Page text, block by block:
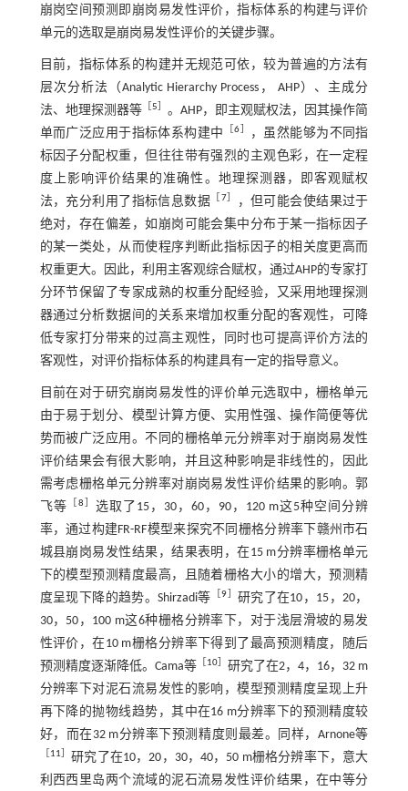
崩岗空间预测即崩岗易发性评价，指标体系的构建与评价
单元的选取是崩岗易发性评价的关键步骤。
目前，指标体系的构建并无规范可依，较为普遍的方法有
层次分析法（Analytic Hierarchy Process， AHP）、主成分
法、地理探测器等［ 5
。AHP，即主观赋权法，因其操作简
单而广泛应用于指标体系构建中
［6
，虽然能够为不同指
标因子分配权重，但往往带有强烈的主观色彩，在一定程
度上影响评价结果的准确性。地理探测器，即客观赋权
法，充分利用了指标信息数据
7］
，但可能会使结果过于
绝对，存在偏差，如崩岗可能会集中分布于某一指标因子
的某一类处，从而使程序判断此指标因子的相关度更高而
权重更大。因此，利用主客观综合赋权，通过AHP的专家打
分环节保留了专家成熟的权重分配经验，又采用地理探测
器通过分析数据间的关系来增加权重分配的客观性，可降
低专家打分带来的过高主观性，同时也可提高评价方法的
客观性，对评价指标体系的构建具有一定的指导意义。
目前在对于研究崩岗易发性的评价单元选取中，栅格单元
由于易于划分、模型计算方便、实用性强、操作简便等优
势而被广泛应用。不同的栅格单元分辨率对于崩岗易发性
评价结果会有很大影响，并且这种影响是非线性的，因此
需考虑栅格单元分辨率对崩岗易发性评价结果的影响。郭
飞等
8
选取了15，30，60，90，120 m这5种空间分辨
率，通过构建FR-RF模型来探究不同栅格分辨率下赣州市石
城县崩岗易发性结果，结果表明，在15 m分辨率栅格单元
下的模型预测精度最高，且随着栅格大小的增大，预测精
度呈现下降的趋势。Shirzadi等 ［9
研究了在10，15，20，
30，50，100 m这6种栅格分辨率下，对于浅层滑坡的易发
性评价，在10 m栅格分辨率下得到了最高预测精度，随后
预测精度逐渐降低。Cama等［ 10 ］研究了在2，4，16，32 m
分辨率下对泥石流易发性的影响，模型预测精度呈现上升
再下降的抛物线趋势，其中在16 m分辨率下的预测精度较
好，而在32 m分辨率下预测精度则最差。同样，Arnone等
11 ］研究了在10，20，30，40，50 m栅格分辨率下，意大
利西西里岛两个流域的泥石流易发性评价结果，在中等分